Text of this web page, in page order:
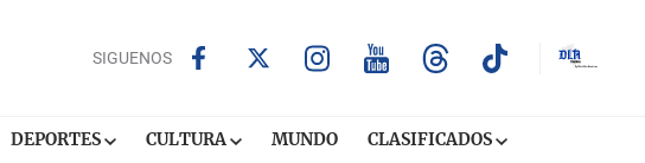
SIGUENOS
DEPORTES CULTURA MUNDO CLASIFICADOS